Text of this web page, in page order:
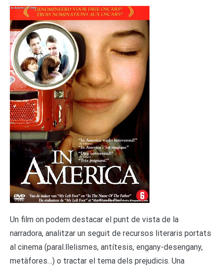
Un film on podem destacar el punt de vista de la
narradora, analitzar un seguit de recursos literaris portats
al cinema (paral.llelismes, antítesis, engany-desengany,
metàfores…) o tractar el tema dels prejudicis. Una